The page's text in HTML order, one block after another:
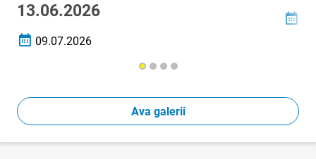
13.06.2026
Loomise kuupäev
09.07.2026
Ava galerii